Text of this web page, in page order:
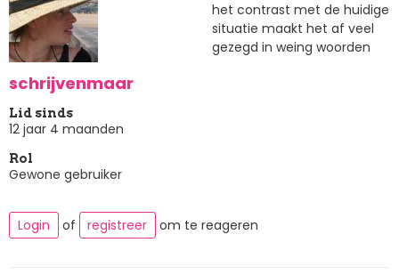
schrijvenmaar
Lid sinds
12 jaar 4 maanden
Rol
Gewone gebruiker
het contrast met de huidige
situatie maakt het af veel
gezegd in weing woorden
Login of registreer om te reageren